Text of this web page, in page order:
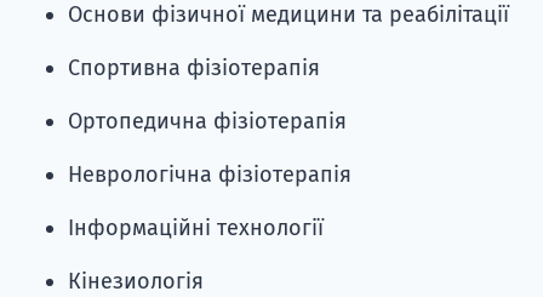
Основи фізичної медицини та реабілітації
Спортивна фізіотерапія
Ортопедична фізіотерапія
Неврологічна фізіотерапія
Інформаційні технології
Кінезиологія